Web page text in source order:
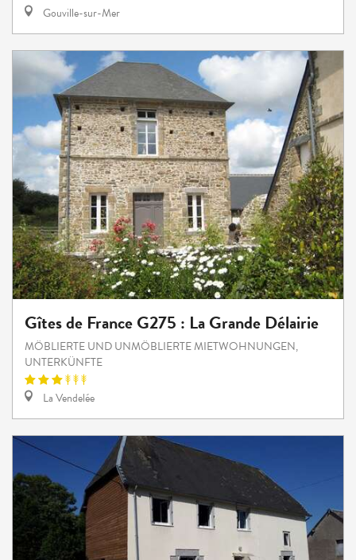
Gouville-sur-Mer
Gîtes de France G275 : La Grande Délairie
MÖBLIERTE UND UNMÖBLIERTE MIETWOHNUNGEN,
UNTERKÜNFTE
La Vendelée